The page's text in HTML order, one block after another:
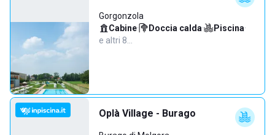
Gorgonzola
Cabine· Doccia calda· Piscina·
e altri 8…
Oplà Village - Burago